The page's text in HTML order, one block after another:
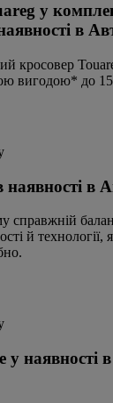
у
в
кросовер
вигодою* до
наявності в
справжній
й
у наявності